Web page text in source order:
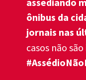
ônibus da
jornais nas
casos não